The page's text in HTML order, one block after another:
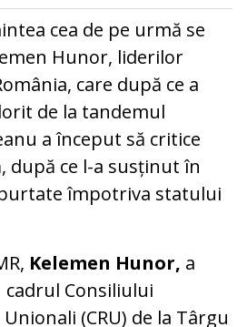
cea de pe urmă se
Hunor, liderilor
care după ce a
de la tandemul
a început să critice
după ce l-a susținut în
împotriva statului
Kelemen Hunor, a
Consiliului
(CRU) de la Târgu